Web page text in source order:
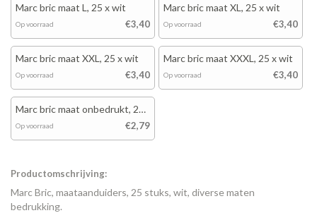
Marc bric maat L, 25 x wit
€3,40
Op voorraad
Marc bric maat XL, 25 x wit
€3,40
Op voorraad
Marc bric maat XXL, 25 x wit
€3,40
Op voorraad
Marc bric maat XXXL, 25 x wit
€3,40
Op voorraad
Marc bric maat onbedrukt, 25
x wit
€2,79
Op voorraad
Productomschrijving:
Marc Bric, maataanduiders, 25 stuks, wit, diverse maten
bedrukking.